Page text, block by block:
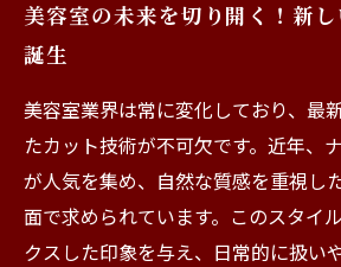
秘密技
実践
トレンドを取り入れたカット
容室の競争力
美容師として成長するために
レンドの理解
美容室の未来を切り開く！新
誕生
美容室業界は常に変化しており、最
たカット技術が不可欠です。近年、
が人気を集め、自然な質感を重視し
面で求められています。このスタイ
クスした印象を与え、日常的に扱い